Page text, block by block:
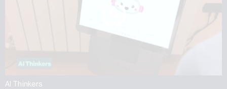
AI Thinkers